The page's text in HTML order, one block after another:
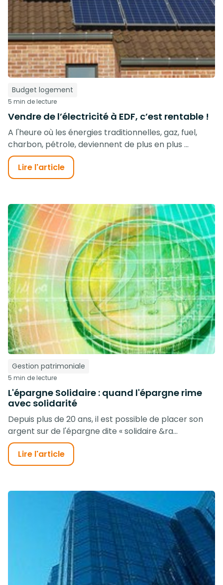
Budget logement
5 min de lecture
Vendre de l’électricité à EDF, c’est rentable !
A l'heure où les énergies traditionnelles, gaz, fuel,
charbon, pétrole, deviennent de plus en plus ...
Lire l'article
Gestion patrimoniale
5 min de lecture
L'épargne Solidaire : quand l'épargne rime
avec solidarité
Depuis plus de 20 ans, il est possible de placer son
argent sur de l'épargne dite « solidaire &ra...
Lire l'article